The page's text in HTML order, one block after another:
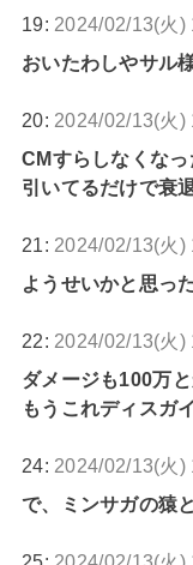
19: 2024/02/13(火)
おいたわしやサル
20: 2024/02/13(火)
CMすらしなくな
引いてるだけで衰
21: 2024/02/13(火)
ようせいかと思っ
22: 2024/02/13(火)
ダメージも100万
もうこれディスガ
24: 2024/02/13(火)
で、ミンサガの猿